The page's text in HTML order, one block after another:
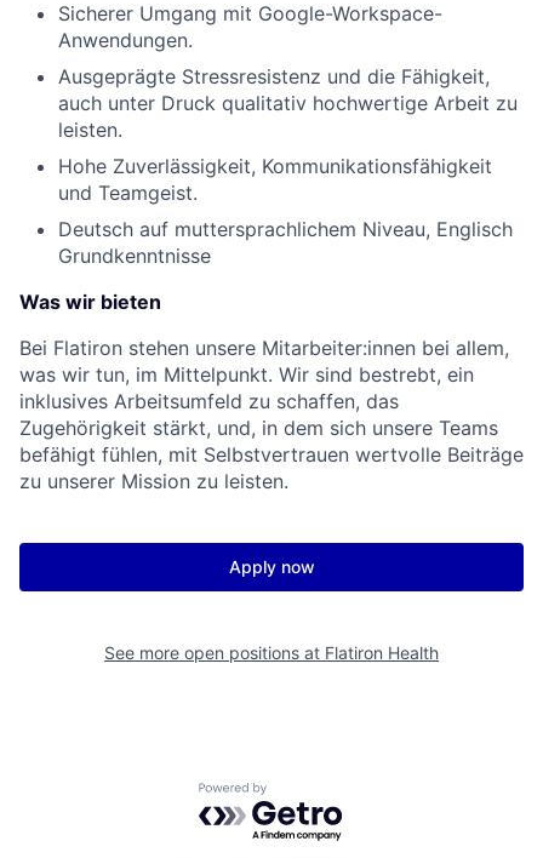
Sicherer Umgang mit Google-Workspace-
Anwendungen.
Ausgeprägte Stressresistenz und die Fähigkeit,
auch unter Druck qualitativ hochwertige Arbeit zu
leisten.
Hohe Zuverlässigkeit, Kommunikationsfähigkeit
und Teamgeist.
Deutsch auf muttersprachlichem Niveau, Englisch
Grundkenntnisse
Was wir bieten
Bei Flatiron stehen unsere Mitarbeiter:innen bei allem,
was wir tun, im Mittelpunkt. Wir sind bestrebt, ein
inklusives Arbeitsumfeld zu schaffen, das
Zugehörigkeit stärkt, und, in dem sich unsere Teams
befähigt fühlen, mit Selbstvertrauen wertvolle Beiträge
zu unserer Mission zu leisten.
Apply now
See more open positions at Flatiron Health
Powered by Getro.com